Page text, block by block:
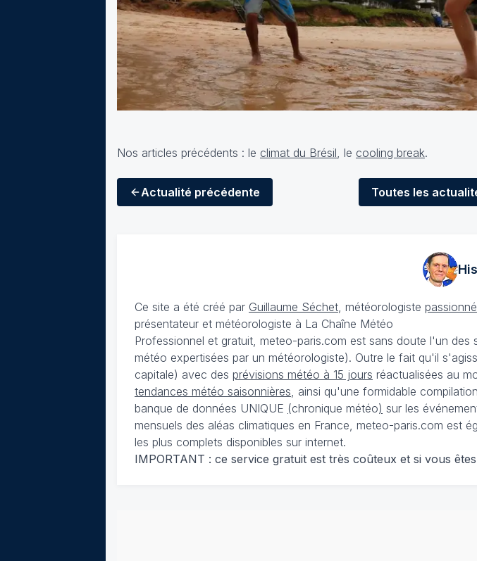
Nos articles précédents : le climat du Brésil, le cooling break.
Actualité précédente Toutes les
Ce site a été créé par Guillaume Séchet, météorologiste passionné
présentateur et météorologiste à La Chaîne Météo
Professionnel et gratuit, meteo-paris.com est sans doute l'un
météo expertisées par un météorologiste). Outre le fait qu'il
capitale) avec des prévisions météo à 15 jours réactualisées au
tendances météo saisonnières, ainsi qu'une formidable
banque de données UNIQUE (chronique météo) sur les
mensuels des aléas climatiques en France, meteo-paris.com est
les plus complets disponibles sur internet.
IMPORTANT : ce service gratuit est très coûteux et si vous